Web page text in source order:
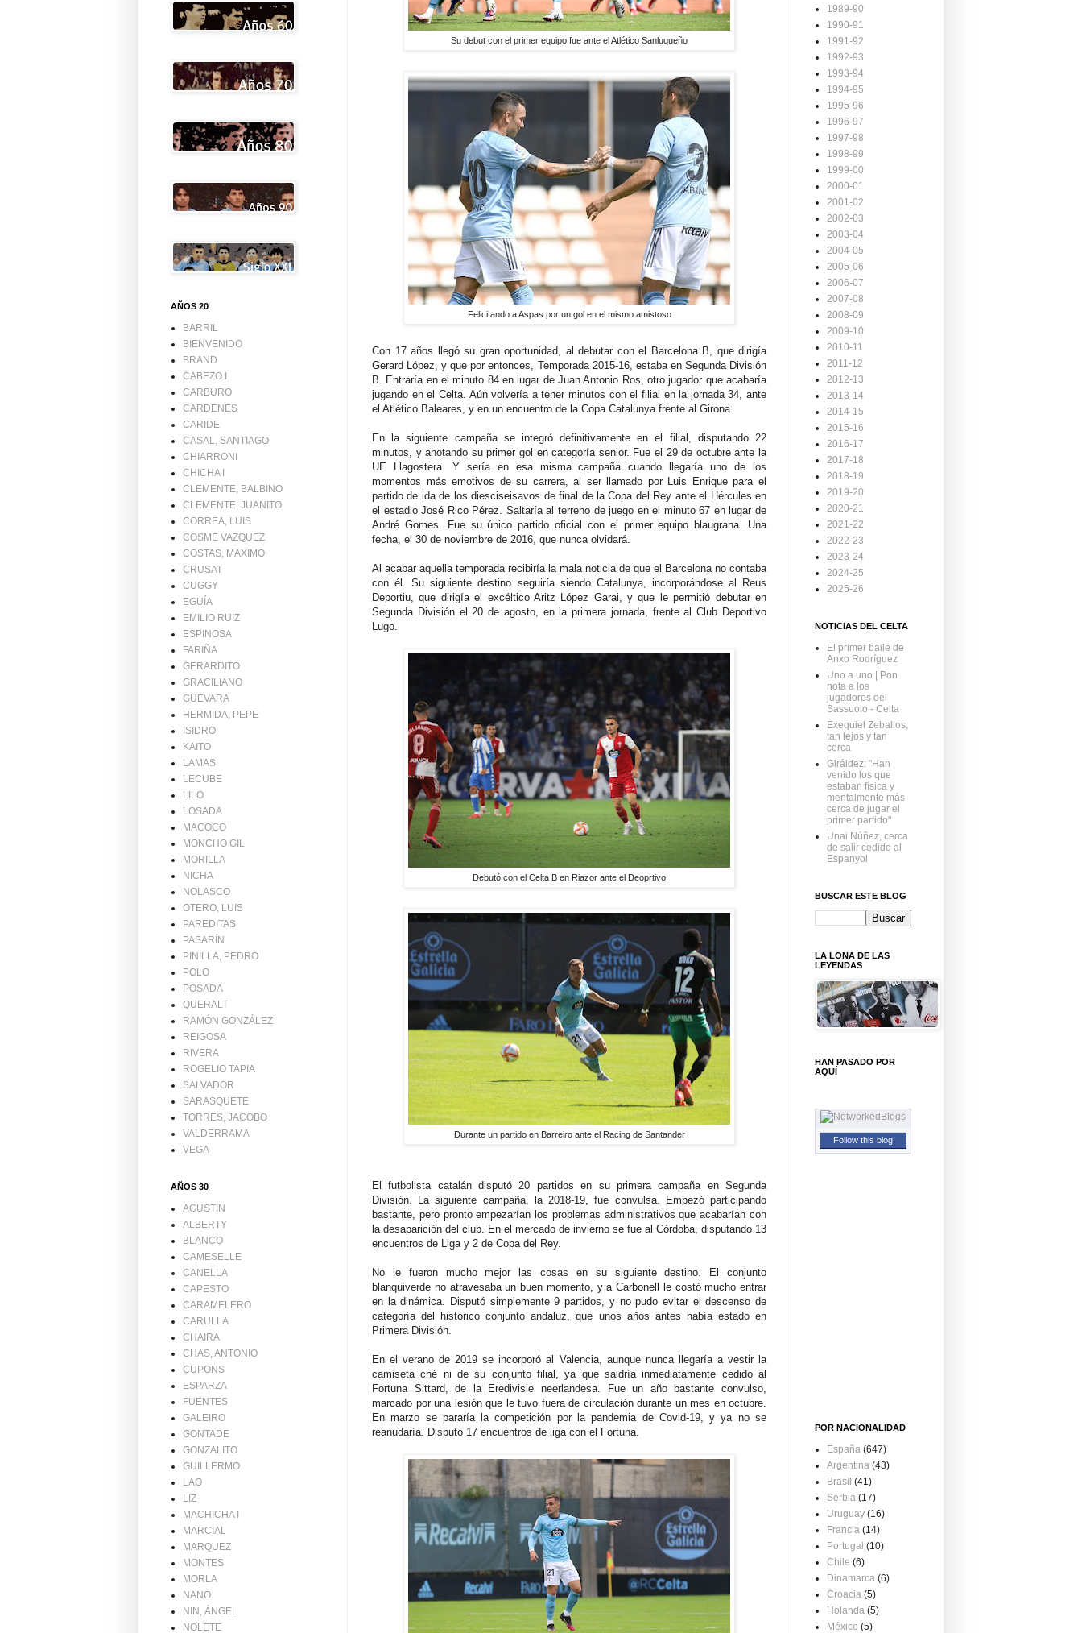
Su debut con el primer equipo fue ante el Atlético Sanluqueño
Felicitando a Aspas por un gol en el mismo amistoso
Con 17 años llegó su gran oportunidad, al debutar con el Barcelona B, que dirigía
Gerard López, y que por entonces, Temporada 2015-16, estaba en Segunda División
B. Entraría en el minuto 84 en lugar de Juan Antonio Ros, otro jugador que acabaría
jugando en el Celta. Aún volvería a tener minutos con el filial en la jornada 34, ante
el Atlético Baleares, y en un encuentro de la Copa Catalunya frente al Girona.
En la siguiente campaña se integró definitivamente en el filial, disputando 22
minutos, y anotando su primer gol en categoría senior. Fue el 29 de octubre ante la
UE Llagostera. Y sería en esa misma campaña cuando llegaría uno de los
momentos más emotivos de su carrera, al ser llamado por Luis Enrique para el
partido de ida de los diesciseisavos de final de la Copa del Rey ante el Hércules en
el estadio José Rico Pérez. Saltaría al terreno de juego en el minuto 67 en lugar de
André Gomes. Fue su único partido oficial con el primer equipo blaugrana. Una
fecha, el 30 de noviembre de 2016, que nunca olvidará.
Al acabar aquella temporada recibiría la mala noticia de que el Barcelona no contaba
con él. Su siguiente destino seguiría siendo Catalunya, incorporándose al Reus
Deportiu, que dirigía el excéltico Aritz López Garai, y que le permitió debutar en
Segunda División el 20 de agosto, en la primera jornada, frente al Club Deportivo
Lugo.
Debutó con el Celta B en Riazor ante el Deoprtivo
Durante un partido en Barreiro ante el Racing de Santander
El futbolista catalán disputó 20 partidos en su primera campaña en Segunda
División. La siguiente campaña, la 2018-19, fue convulsa. Empezó participando
bastante, pero pronto empezarían los problemas administrativos que acabarían con
la desaparición del club. En el mercado de invierno se fue al Córdoba, disputando 13
encuentros de Liga y 2 de Copa del Rey.
No le fueron mucho mejor las cosas en su siguiente destino. El conjunto
blanquiverde no atravesaba un buen momento, y a Carbonell le costó mucho entrar
en la dinámica. Disputó simplemente 9 partidos, y no pudo evitar el descenso de
categoría del histórico conjunto andaluz, que unos años antes había estado en
Primera División.
En el verano de 2019 se incorporó al Valencia, aunque nunca llegaría a vestir la
camiseta ché ni de su conjunto filial, ya que saldría inmediatamente cedido al
Fortuna Sittard, de la Eredivisie neerlandesa. Fue un año bastante convulso,
marcado por una lesión que le tuvo fuera de circulación durante un mes en octubre.
En marzo se pararía la competición por la pandemia de Covid-19, y ya no se
reanudaría. Disputó 17 encuentros de liga con el Fortuna.
AÑOS 20
BARRIL
BIENVENIDO
BRAND
CABEZO I
CARBURO
CARDENES
CARIDE
CASAL, SANTIAGO
CHIARRONI
CHICHA I
CLEMENTE, BALBINO
CLEMENTE, JUANITO
CORREA, LUIS
COSME VAZQUEZ
COSTAS, MAXIMO
CRUSAT
CUGGY
EGUÍA
EMILIO RUIZ
ESPINOSA
FARIÑA
GERARDITO
GRACILIANO
GUEVARA
HERMIDA, PEPE
ISIDRO
KAITO
LAMAS
LECUBE
LILO
LOSADA
MACOCO
MONCHO GIL
MORILLA
NICHA
NOLASCO
OTERO, LUIS
PAREDITAS
PASARÍN
PINILLA, PEDRO
POLO
POSADA
QUERALT
RAMÓN GONZÁLEZ
REIGOSA
RIVERA
ROGELIO TAPIA
SALVADOR
SARASQUETE
TORRES, JACOBO
VALDERRAMA
VEGA
AÑOS 30
AGUSTIN
ALBERTY
BLANCO
CAMESELLE
CANELLA
CAPESTO
CARAMELERO
CARULLA
CHAIRA
CHAS, ANTONIO
CUPONS
ESPARZA
FUENTES
GALEIRO
GONTADE
GONZALITO
GUILLERMO
LAO
LIZ
MACHICHA I
MARCIAL
MARQUEZ
MONTES
MORLA
NANO
NIN, ÁNGEL
NOLETE
1989-90
1990-91
1991-92
1992-93
1993-94
1994-95
1995-96
1996-97
1997-98
1998-99
1999-00
2000-01
2001-02
2002-03
2003-04
2004-05
2005-06
2006-07
2007-08
2008-09
2009-10
2010-11
2011-12
2012-13
2013-14
2014-15
2015-16
2016-17
2017-18
2018-19
2019-20
2020-21
2021-22
2022-23
2023-24
2024-25
2025-26
NOTICIAS DEL CELTA
El primer baile de
Anxo Rodríguez
Uno a uno | Pon
nota a los
jugadores del
Sassuolo - Celta
Exequiel Zeballos,
tan lejos y tan
cerca
Giráldez: "Han
venido los que
estaban física y
mentalmente más
cerca de jugar el
primer partido"
Unai Núñez, cerca
de salir cedido al
Espanyol
BUSCAR ESTE BLOG
LA LONA DE LAS
LEYENDAS
HAN PASADO POR
AQUÍ
Follow this blog
POR NACIONALIDAD
España (647)
Argentina (43)
Brasil (41)
Serbia (17)
Uruguay (16)
Francia (14)
Portugal (10)
Chile (6)
Dinamarca (6)
Croacia (5)
Holanda (5)
México (5)